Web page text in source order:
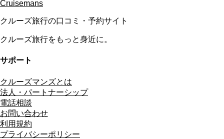
Cruisemans
クルーズ旅行の口コミ・予約サイト
クルーズ旅行をもっと身近に。
サポート
クルーズマンズとは
法人・パートナーシップ
電話相談
お問い合わせ
利用規約
プライバシーポリシー